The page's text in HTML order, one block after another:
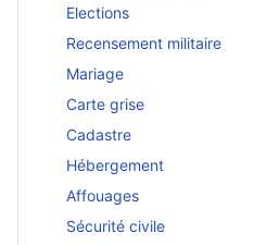
Elections
Recensement militaire
Mariage
Carte grise
Cadastre
Hébergement
Affouages
Sécurité civile